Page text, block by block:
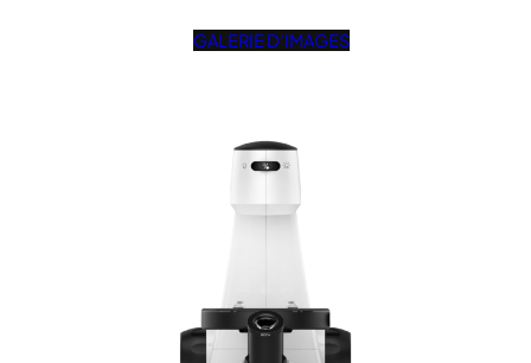
GALERIE D'IMAGES